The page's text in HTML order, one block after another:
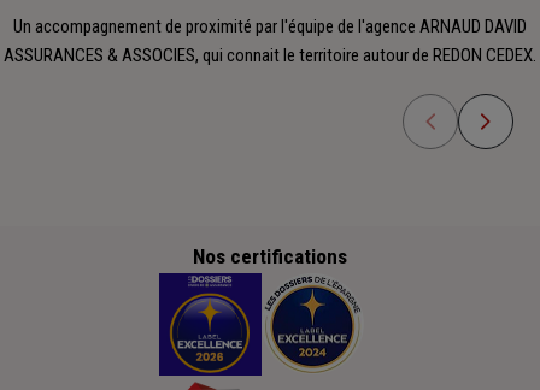
Un accompagnement de proximité par l'équipe de l'agence ARNAUD DAVID
ASSURANCES & ASSOCIES, qui connait le territoire autour de REDON CEDEX.
Nos certifications